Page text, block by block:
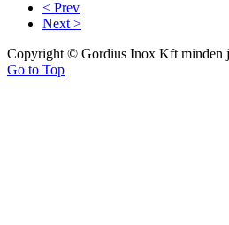
< Prev
Next >
Copyright © Gordius Inox Kft minden
Go to Top